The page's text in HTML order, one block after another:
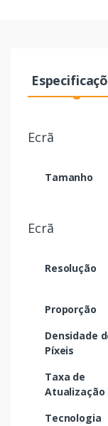
Ecrã
Tamanho
Ecrã
Resolução
Proporção
Densidade
Píxeis
Taxa de
Atualização
Tecnologia